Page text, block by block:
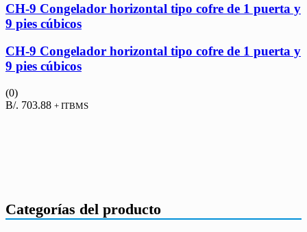
CH-9 Congelador horizontal tipo cofre de 1 puerta y
9 pies cúbicos
CH-9 Congelador horizontal tipo cofre de 1 puerta y
9 pies cúbicos
(0)
B/. 703.88 + ITBMS
Categorías del producto